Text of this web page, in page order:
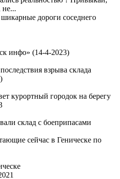
не...
дороги соседнего
инфо» (14-4-2023)
взрыва склада
курортный городок на берегу
склад с боеприпасами
сейчас в Геническе по